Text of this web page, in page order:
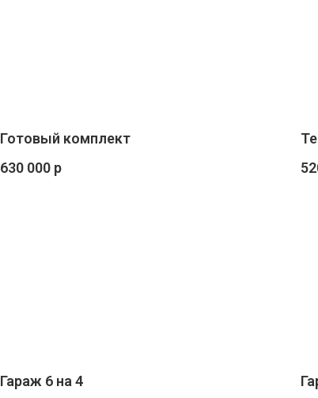
Готовый комплект
630 000 р
Гараж 6 на 4